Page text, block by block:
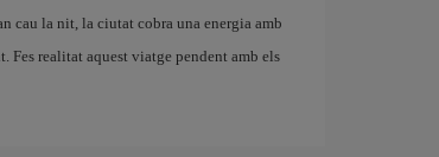
cau la nit, la ciutat cobra una energia amb
Fes realitat aquest viatge pendent amb els